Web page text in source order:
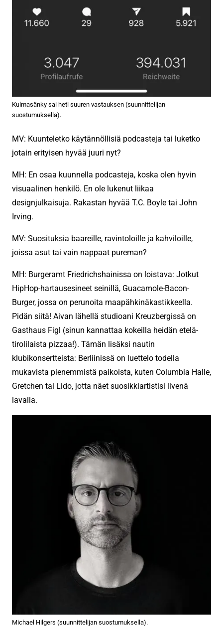
Kulmasänky sai heti suuren vastauksen (suunnittelijan
suostumuksella).
MV: Kuunteletko käytännöllisiä podcasteja tai luketko
jotain erityisen hyvää juuri nyt?
MH: En osaa kuunnella podcasteja, koska olen hyvin
visuaalinen henkilö. En ole lukenut liikaa
designjulkaisuja. Rakastan hyvää T.C. Boyle tai John
Irving.
MV: Suosituksia baareille, ravintoloille ja kahviloille,
joissa asut tai vain nappaat pureman?
MH: Burgeramt Friedrichshainissa on loistava: Jotkut
HipHop-hartausesineet seinillä, Guacamole-Bacon-
Burger, jossa on perunoita maapähkinäkastikkeella.
Pidän siitä! Aivan lähellä studioani Kreuzbergissä on
Gasthaus Figl (sinun kannattaa kokeilla heidän etelä-
tirolilaista pizzaa!). Tämän lisäksi nautin
klubikonsertteista: Berliinissä on luettelo todella
mukavista pienemmistä paikoista, kuten Columbia Halle,
Gretchen tai Lido, jotta näet suosikkiartistisi livenä
lavalla.
Michael Hilgers (suunnittelijan suostumuksella).